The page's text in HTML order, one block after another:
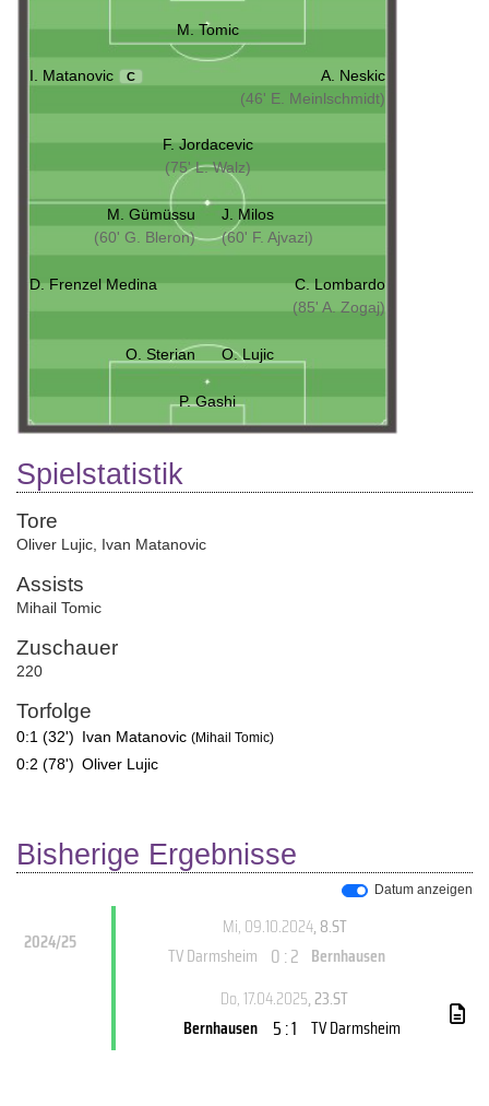
M. Tomic
I. Matanovic C
A. Neskic
(46' E. Meinlschmidt)
F. Jordacevic
(75' L. Walz)
M. Gümüssu
(60' G. Bleron)
J. Milos
(60' F. Ajvazi)
D. Frenzel Medina
C. Lombardo
(85' A. Zogaj)
O. Sterian O. Lujic
P. Gashi
Spielstatistik
Tore
Oliver Lujic Ivan Matanovic
Assists
Mihail Tomic
Zuschauer
220
Torfolge
0:1 (32') Ivan Matanovic (Mihail Tomic)
0:2 (78') Oliver Lujic
Bisherige Ergebnisse
Datum anzeigen
2024/25
Mi, 09.10.2024, 8.ST
TV Darmsheim 0 : 2 Bernhausen
Do, 17.04.2025, 23.ST
Bernhausen 5 : 1 TV Darmsheim